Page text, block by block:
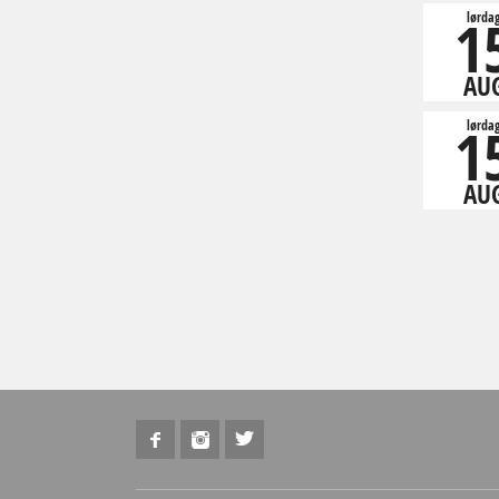
lørdag
lørdag